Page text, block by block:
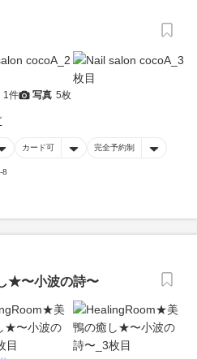
1件 写真 5枚
カード可 完全予約制
8
★〜小波の詩〜